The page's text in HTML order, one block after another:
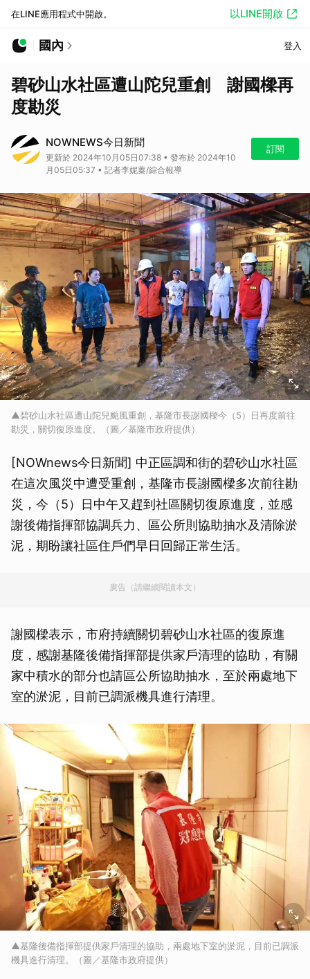
在LINE應用程式中開啟。 以LINE開啟
國內 登入
碧砂山水社區遭山陀兒重創 謝國樑再
度勘災
NOWNEWS今日新聞
更新於 2024年10月05日07:38 • 發布於 2024年10
月05日05:37 • 記者李妮蓁/綜合報導
訂閱
▲碧砂山水社區遭山陀兒颱風重創，基隆市長謝國樑今（5）日再度前往
勘災，關切復原進度。（圖／基隆市政府提供）
[NOWnews今日新聞] 中正區調和街的碧砂山水社區
在這次風災中遭受重創，基隆市長謝國樑多次前往勘
災，今（5）日中午又趕到社區關切復原進度，並感
謝後備指揮部協調兵力、區公所則協助抽水及清除淤
泥，期盼讓社區住戶們早日回歸正常生活。
廣告（請繼續閱讀本文）
謝國樑表示，市府持續關切碧砂山水社區的復原進
度，感謝基隆後備指揮部提供家戶清理的協助，有關
家中積水的部分也請區公所協助抽水，至於兩處地下
室的淤泥，目前已調派機具進行清理。
▲基隆後備指揮部提供家戶清理的協助，兩處地下室的淤泥，目前已調派
機具進行清理。（圖／基隆市政府提供）